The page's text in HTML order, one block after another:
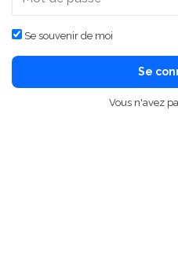
Se souvenir de moi
Se
Vous n'avez